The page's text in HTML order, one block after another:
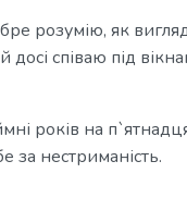
розумію, як
співаю під
років на
за нестриманість.